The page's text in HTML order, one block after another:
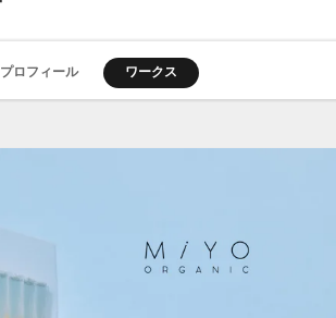
プロフィール ワークス